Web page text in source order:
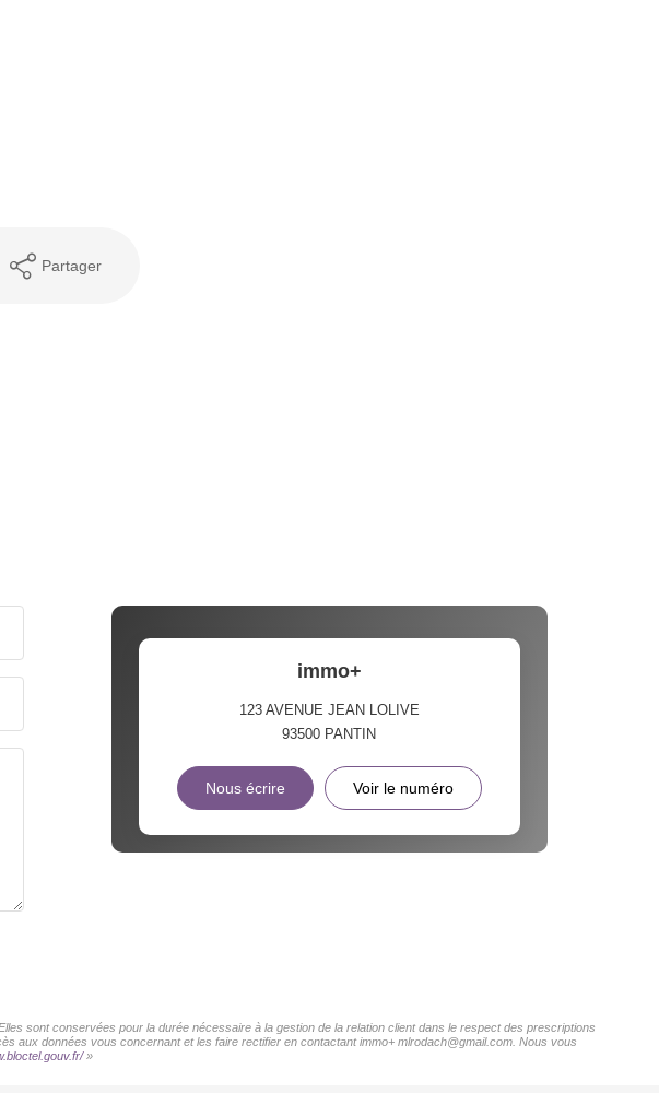
Partager
immo+
123 AVENUE JEAN LOLIVE
93500 PANTIN
Nous écrire Voir le numéro
sont conservées pour la durée nécessaire à la gestion de la relation client dans le respect des prescriptions
aux données vous concernant et les faire rectifier en contactant immo+ mlrodach@gmail.com. Nous vous
»